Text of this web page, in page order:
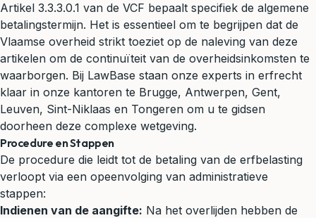
Artikel 3.3.3.0.1 van de VCF bepaalt specifiek de algemene
betalingstermijn. Het is essentieel om te begrijpen dat de
Vlaamse overheid strikt toeziet op de naleving van deze
artikelen om de continuïteit van de overheidsinkomsten te
waarborgen. Bij LawBase staan onze experts in erfrecht
klaar in onze kantoren te Brugge, Antwerpen, Gent,
Leuven, Sint-Niklaas en Tongeren om u te gidsen
doorheen deze complexe wetgeving.
Procedure en Stappen
De procedure die leidt tot de betaling van de erfbelasting
verloopt via een opeenvolging van administratieve
stappen:
Indienen van de aangifte: Na het overlijden hebben de